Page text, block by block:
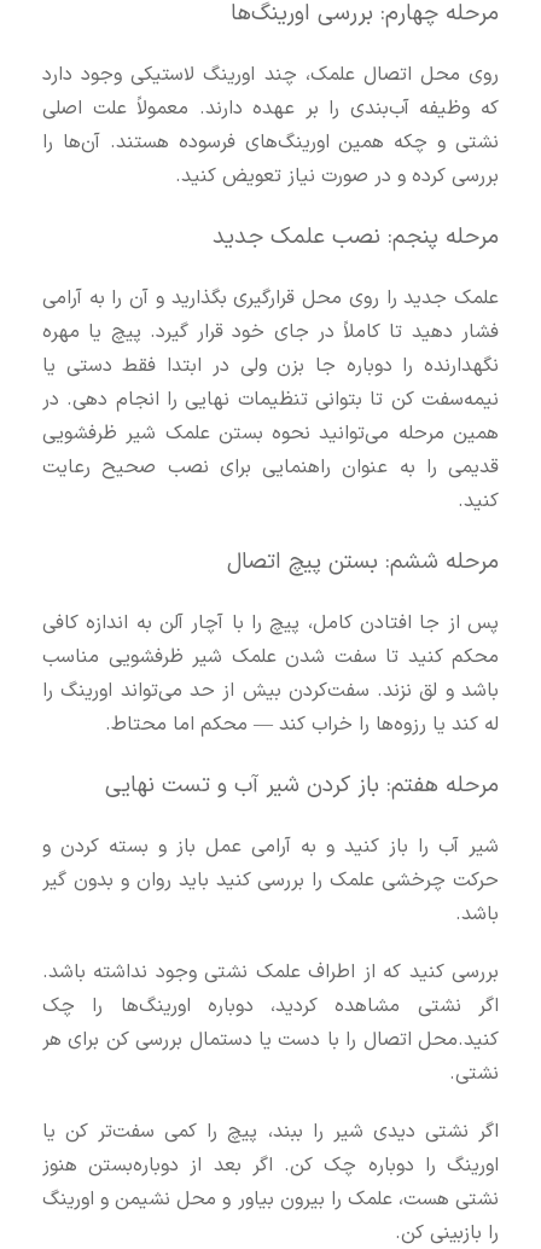
مرحله چهارم: بررسی اورینگ‌ها
روی محل اتصال علمک، چند اورینگ لاستیکی وجود دارد
که وظیفه آب‌بندی را بر عهده دارند. معمولاً علت اصلی
نشتی و چکه همین اورینگ‌های فرسوده هستند. آن‌ها را
بررسی کرده و در صورت نیاز تعویض کنید.
مرحله پنجم: نصب علمک جدید
علمک جدید را روی محل قرارگیری بگذارید و آن را به آرامی
فشار دهید تا کاملاً در جای خود قرار گیرد. پیچ یا مهره
نگهدارنده را دوباره جا بزن ولی در ابتدا فقط دستی یا
نیمه‌سفت کن تا بتوانی تنظیمات نهایی را انجام دهی. در
همین مرحله می‌توانید نحوه بستن علمک شیر ظرفشویی
قدیمی را به عنوان راهنمایی برای نصب صحیح رعایت
کنید.
مرحله ششم: بستن پیچ اتصال
پس از جا افتادن کامل، پیچ را با آچار آلن به اندازه کافی
محکم کنید تا سفت شدن علمک شیر ظرفشویی مناسب
باشد و لق نزند. سفت‌کردن بیش از حد می‌تواند اورینگ را
له کند یا رزوه‌ها را خراب کند — محکم اما محتاط.
مرحله هفتم: باز کردن شیر آب و تست نهایی
شیر آب را باز کنید و به آرامی عمل باز و بسته کردن و
حرکت چرخشی علمک را بررسی کنید باید روان و بدون گیر
باشد.
بررسی کنید که از اطراف علمک نشتی وجود نداشته باشد.
اگر نشتی مشاهده کردید، دوباره اورینگ‌ها را چک
کنید.محل اتصال را با دست یا دستمال بررسی کن برای هر
نشتی.
اگر نشتی دیدی شیر را ببند، پیچ را کمی سفت‌تر کن یا
اورینگ را دوباره چک کن. اگر بعد از دوباره‌بستن هنوز
نشتی هست، علمک را بیرون بیاور و محل نشیمن و اورینگ
را بازبینی کن.